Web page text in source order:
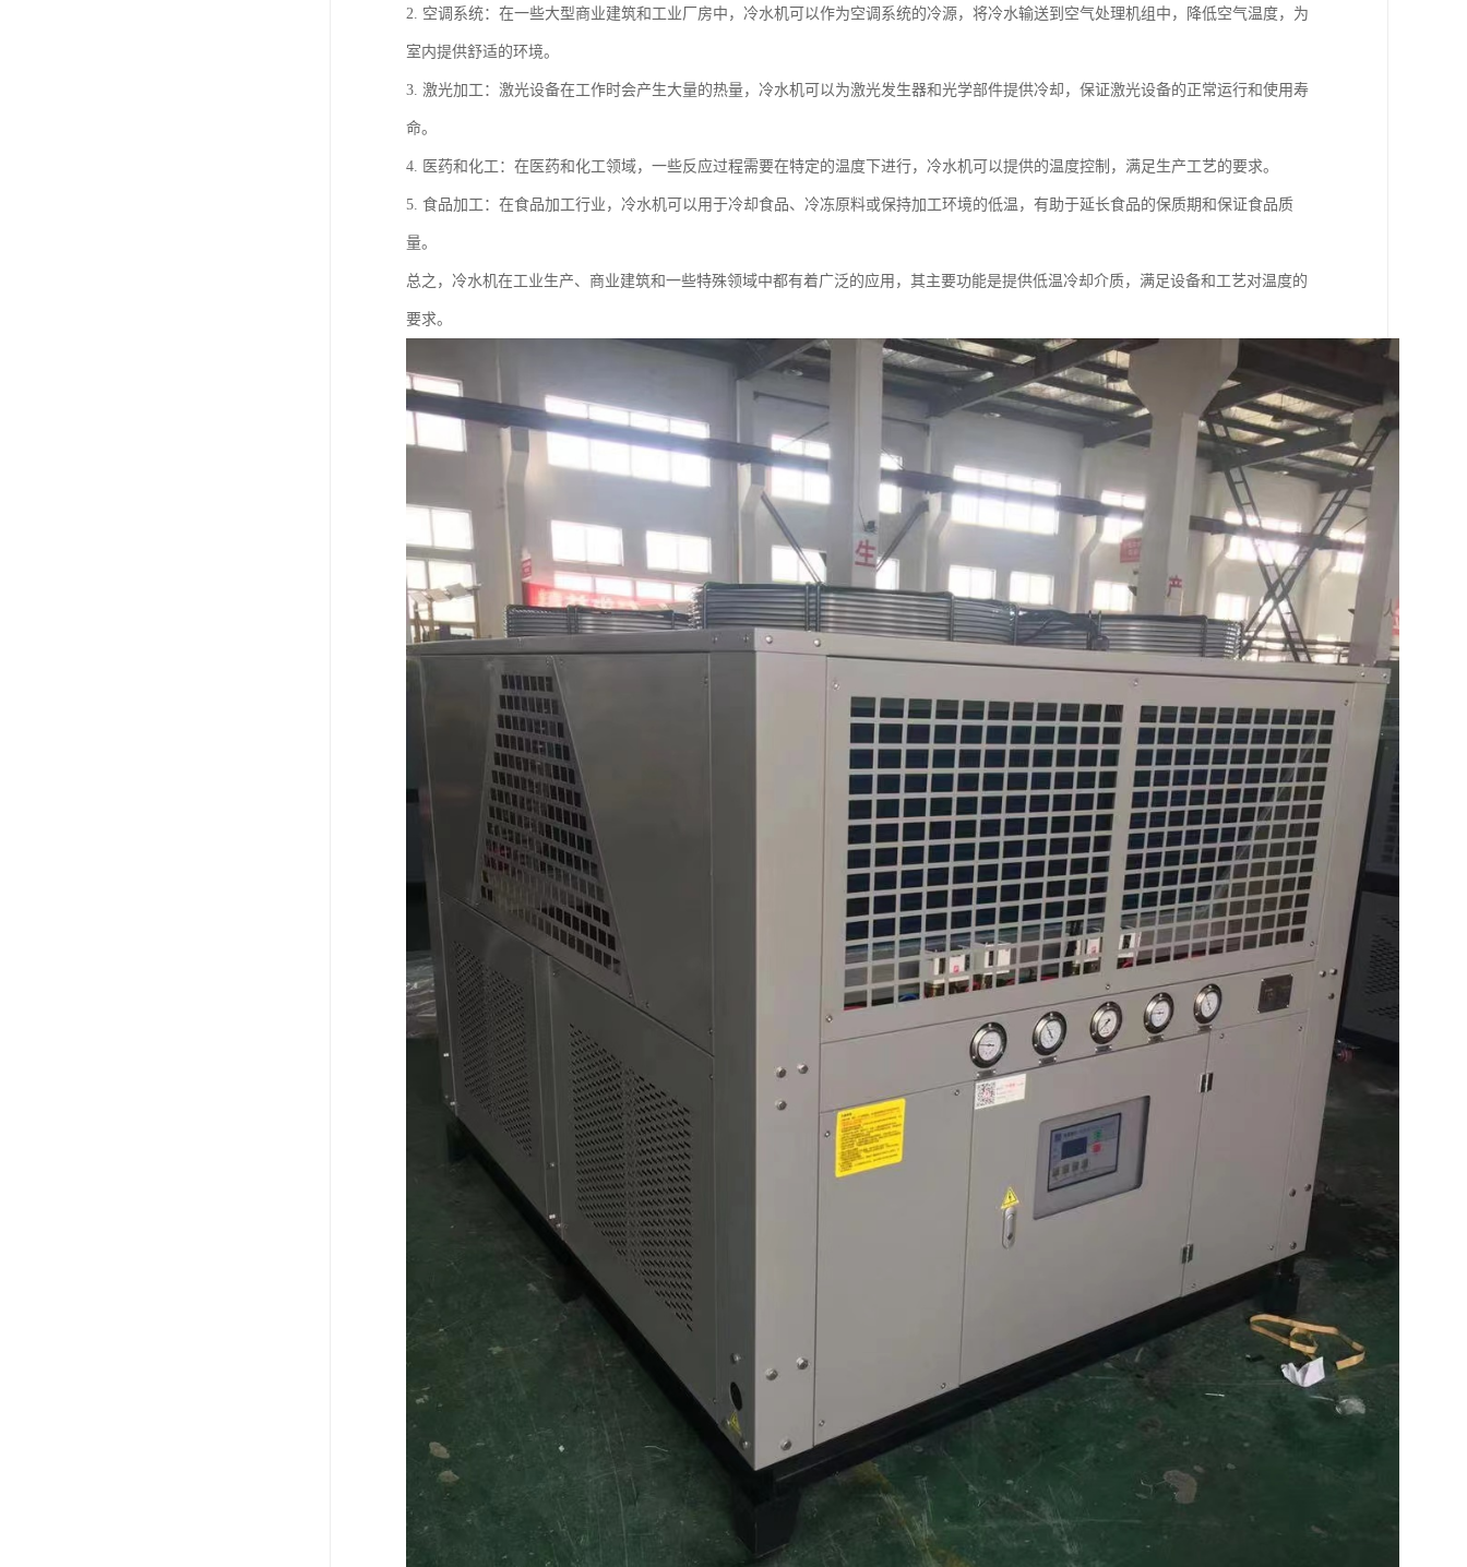
2. 空调系统：在一些大型商业建筑和工业厂房中，冷水机可以作为空调系统的冷源，将冷水输送到空气处理机组中，降低空气温度，为
室内提供舒适的环境。
3. 激光加工：激光设备在工作时会产生大量的热量，冷水机可以为激光发生器和光学部件提供冷却，保证激光设备的正常运行和使用寿
命。
4. 医药和化工：在医药和化工领域，一些反应过程需要在特定的温度下进行，冷水机可以提供的温度控制，满足生产工艺的要求。
5. 食品加工：在食品加工行业，冷水机可以用于冷却食品、冷冻原料或保持加工环境的低温，有助于延长食品的保质期和保证食品质
量。
总之，冷水机在工业生产、商业建筑和一些特殊领域中都有着广泛的应用，其主要功能是提供低温冷却介质，满足设备和工艺对温度的
要求。